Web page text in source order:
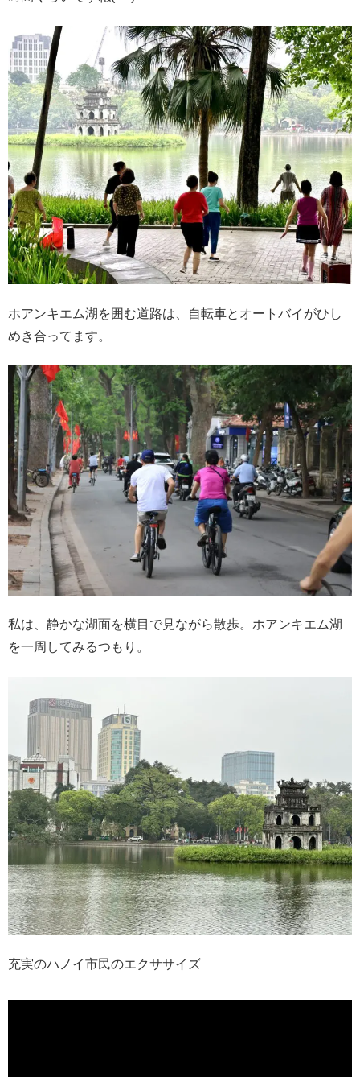
ホアンキエム湖を囲む道路は、自転車とオートバイがひし
めき合ってます。
私は、静かな湖面を横目で見ながら散歩。ホアンキエム湖
を一周してみるつもり。
充実のハノイ市民のエクササイズ